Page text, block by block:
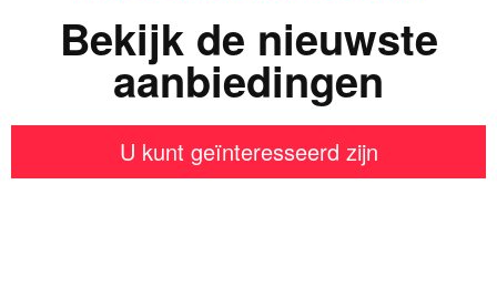
Bekijk de nieuwste
aanbiedingen
U kunt geïnteresseerd zijn